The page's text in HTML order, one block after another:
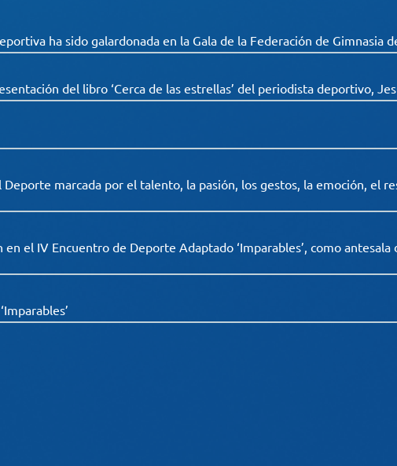
ha sido galardonada en la Gala de la Federación de Gimnasia
del libro ‘Cerca de las estrellas’ del periodista deportivo,
Deporte marcada por el talento, la pasión, los gestos, la emoción, el
el IV Encuentro de Deporte Adaptado ‘Imparables’, como antesala